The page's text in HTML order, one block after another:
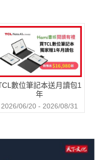
可思議的內容，
凡的人生：
直前 ——
丁洋、魏志華
推手 ——
數位筆記本送月讀包1
年
2026/06/20 - 2026/08/31